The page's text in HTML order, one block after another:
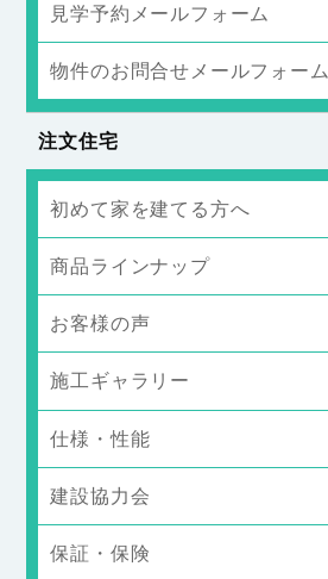
見学予約メールフォーム
物件のお問合せメールフォーム
注文住宅
初めて家を建てる方へ
商品ラインナップ
お客様の声
施工ギャラリー
仕様・性能
建設協力会
保証・保険